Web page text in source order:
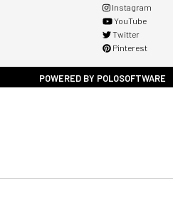
Instagram
YouTube
Twitter
Pinterest
POWERED BY POLOSOFTWARE